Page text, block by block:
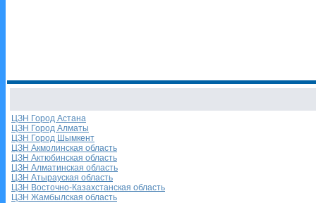
ЦЗН Город Астана
ЦЗН Город Алматы
ЦЗН Город Шымкент
ЦЗН Акмолинская область
ЦЗН Актюбинская область
ЦЗН Алматинская область
ЦЗН Атырауская область
ЦЗН Восточно-Казахстанская область
ЦЗН Жамбылская область